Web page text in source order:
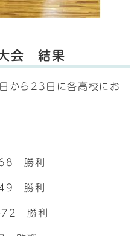
会 結果
から23日に各高校にお
勝利
勝利
勝利